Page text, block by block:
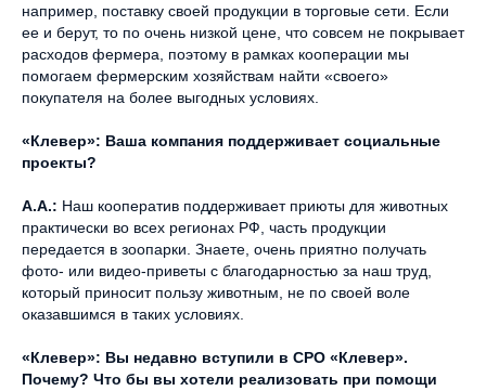
например, поставку своей продукции в торговые сети. Если
ее и берут, то по очень низкой цене, что совсем не покрывает
расходов фермера, поэтому в рамках кооперации мы
помогаем фермерским хозяйствам найти «своего»
покупателя на более выгодных условиях.
«Клевер»: Ваша компания поддерживает социальные
проекты?
А.А.: Наш кооператив поддерживает приюты для животных
практически во всех регионах РФ, часть продукции
передается в зоопарки. Знаете, очень приятно получать
фото- или видео-приветы с благодарностью за наш труд,
который приносит пользу животным, не по своей воле
оказавшимся в таких условиях.
«Клевер»: Вы недавно вступили в СРО «Клевер».
Почему? Что бы вы хотели реализовать при помощи